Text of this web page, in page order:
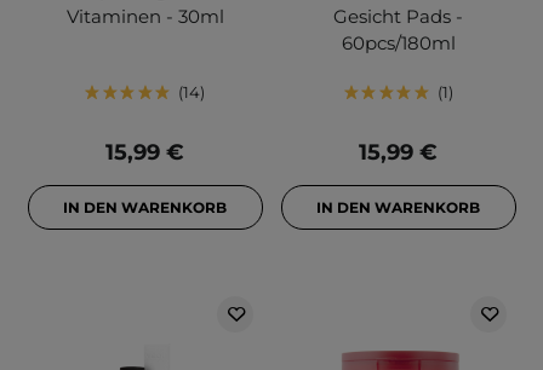
Vitaminen - 30ml
14
15,99 €
IN DEN WARENKORB
Gesicht Pads -
60pcs/180ml
1
15,99 €
IN DEN WARENKORB